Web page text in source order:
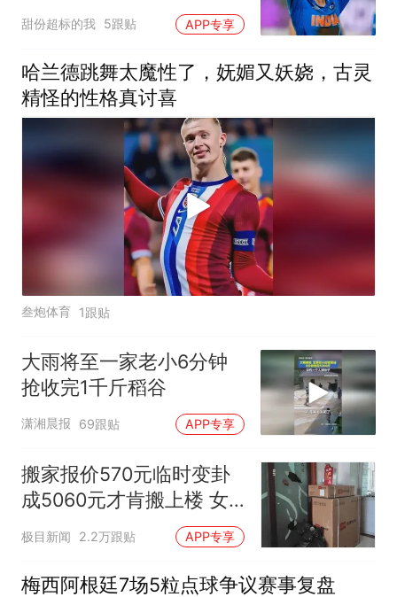
前景成疑
甜份超标的我 5跟贴 APP专享
哈兰德跳舞太魔性了，妩媚又妖娆，古灵
精怪的性格真讨喜
叁炮体育 1跟贴
大雨将至一家老小6分钟
抢收完1千斤稻谷
潇湘晨报 69跟贴 APP专享
搬家报价570元临时变卦
成5060元才肯搬上楼 女
子傻眼
极目新闻 2.2万跟贴 APP专享
梅西阿根廷7场5粒点球争议赛事复盘